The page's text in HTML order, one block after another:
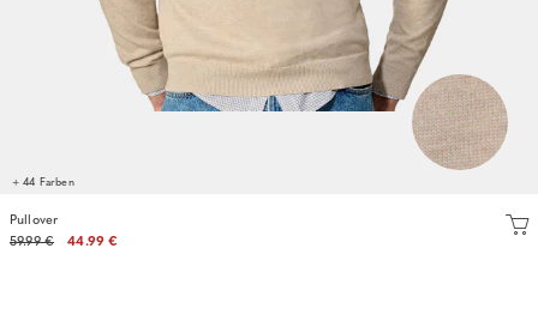
+ 44 Farben
Pullover
59.99 €
44.99 €